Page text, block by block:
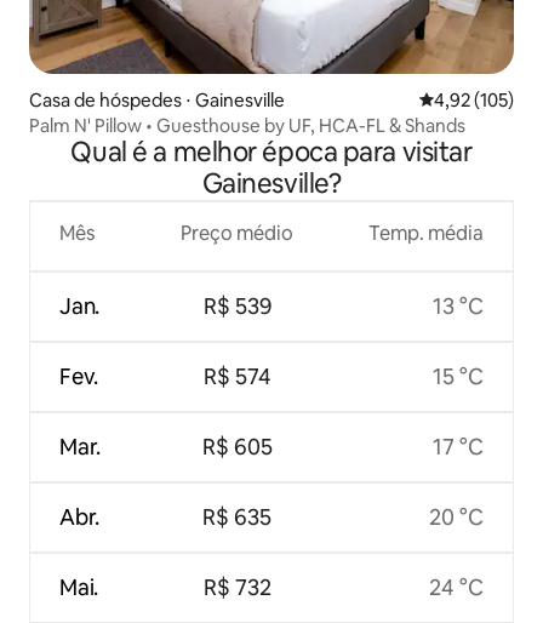
Casa de hóspedes ⋅ Gainesville 4,92 de uma
4,92 (105)
Palm N' Pillow • Guesthouse by UF, HCA-FL & Shands
Qual é a melhor época para visitar
Gainesville?
Mês
Jan.
Fev.
Mar.
Abr.
Mai.
Preço médio
R$ 539
R$ 574
R$ 605
R$ 635
R$ 732
Temp. média
13 °C
15 °C
17 °C
20 °C
24 °C